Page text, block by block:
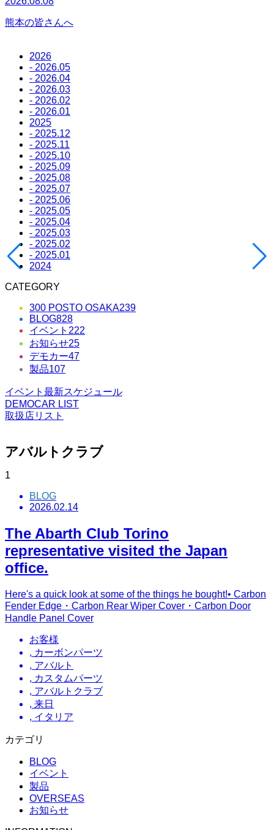
熊本の皆さんへ
2026
- 2026.05
- 2026.04
- 2026.03
- 2026.02
- 2026.01
2025
- 2025.12
- 2025.11
- 2025.10
- 2025.09
- 2025.08
- 2025.07
- 2025.06
- 2025.05
- 2025.04
- 2025.03
- 2025.02
- 2025.01
2024
CATEGORY
300 POSTO OSAKA239
BLOG828
イベント 222
お知らせ25
デモカー47
製品107
イベント最新スケジュール
DEMOCAR LIST
取扱店リスト
アバルトクラブ
1
BLOG
2026.02.14
The Abarth Club Torino
representative visited the Japan
office.
Here's a quick look at some of the things he bought!• Carbon
Fender Edge・Carbon Rear Wiper Cover・Carbon Door
Handle Panel Cover
お客様
, カーボンパーツ
, アバルト
, カスタムパーツ
, アバルトクラブ
, 来日
, イタリア
カテゴリ
BLOG
イベント
製品
OVERSEAS
お知らせ